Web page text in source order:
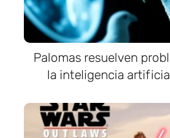
Palomas resuelven
la inteligencia